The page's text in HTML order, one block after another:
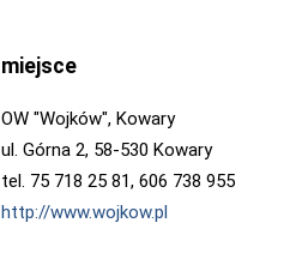
miejsce
OW "Wojków", Kowary
ul. Górna 2, 58-530 Kowary
tel. 75 718 25 81, 606 738 955
http://www.wojkow.pl